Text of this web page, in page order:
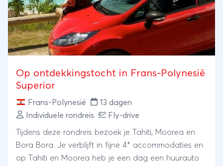
Op ontdekkingstocht in Frans-Polynesië
Superior
Frans-Polynesië
13 dagen
Individuele rondreis
Fly-drive
Tijdens deze rondreis bezoek je Tahiti, Moorea en
Bora Bora. Je verblijft in fijne 4* accommodaties en
op Tahiti en Moorea heb je een dag een huurauto